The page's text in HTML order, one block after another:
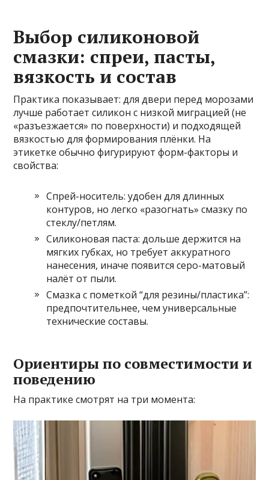
Выбор силиконовой
смазки: спреи, пасты,
вязкость и состав
Практика показывает: для двери перед морозами
лучше работает силикон с низкой миграцией (не
«разъезжается» по поверхности) и подходящей
вязкостью для формирования плёнки. На
этикетке обычно фигурируют форм-факторы и
свойства:
Спрей-носитель: удобен для длинных
контуров, но легко «разогнать» смазку по
стеклу/петлям.
Силиконовая паста: дольше держится на
мягких губках, но требует аккуратного
нанесения, иначе появится серо-матовый
налёт от пыли.
Смазка с пометкой “для резины/пластика”:
предпочтительнее, чем универсальные
технические составы.
Ориентиры по совместимости и
поведению
На практике смотрят на три момента: